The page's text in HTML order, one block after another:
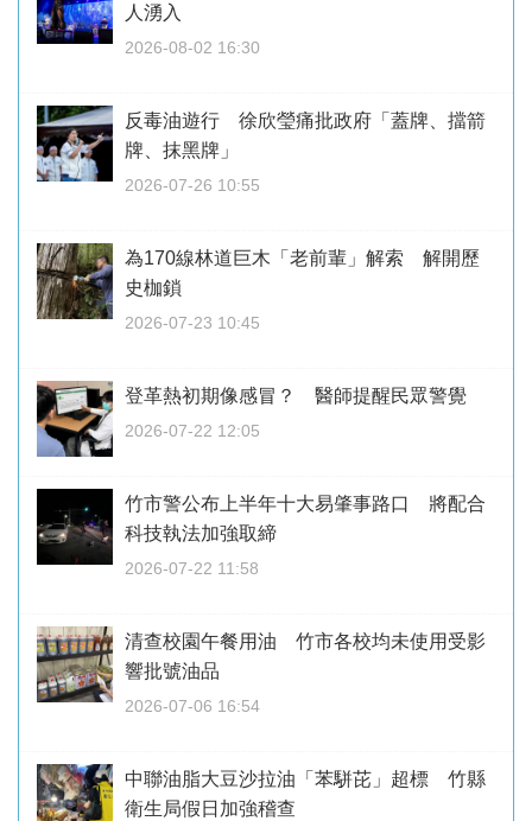
人湧入
2026-08-02 16:30
反毒油遊行 徐欣瑩痛批政府「蓋牌、擋箭
牌、抹黑牌」
2026-07-26 10:55
為170線林道巨木「老前輩」解索 解開歷
史枷鎖
2026-07-23 10:45
登革熱初期像感冒？ 醫師提醒民眾警覺
2026-07-22 12:05
竹市警公布上半年十大易肇事路口 將配合
科技執法加強取締
2026-07-22 11:58
清查校園午餐用油 竹市各校均未使用受影
響批號油品
2026-07-06 16:54
中聯油脂大豆沙拉油「苯駢芘」超標 竹縣
衛生局假日加強稽查